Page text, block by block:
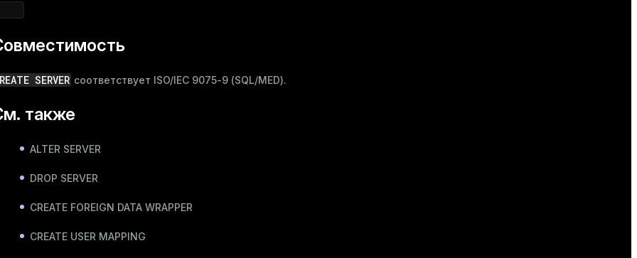
SERVER соответствует ISO/IEC 9075-9 (SQL/MED).
также
ALTER SERVER
DROP SERVER
CREATE FOREIGN DATA WRAPPER
CREATE USER MAPPING